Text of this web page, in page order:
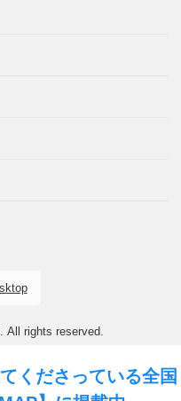
くださっている全国
. All rights reserved.